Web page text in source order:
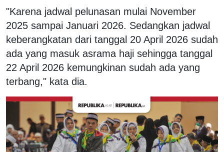
"Karena jadwal pelunasan mulai November
2025 sampai Januari 2026. Sedangkan jadwal
keberangkatan dari tanggal 20 April 2026 sudah
ada yang masuk asrama haji sehingga tanggal
22 April 2026 kemungkinan sudah ada yang
terbang," kata dia.